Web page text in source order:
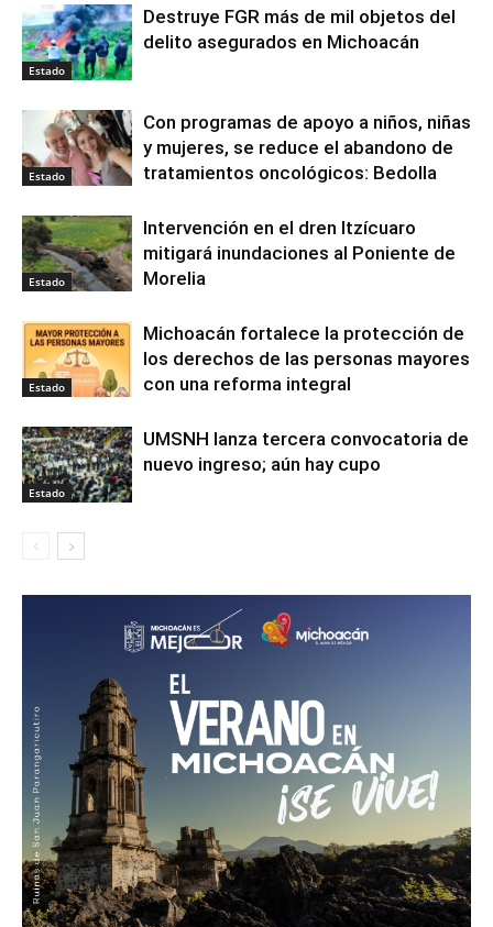
Estado
Destruye FGR más de mil objetos del
delito asegurados en Michoacán
Estado
Con programas de apoyo a niños, niñas
y mujeres, se reduce el abandono de
tratamientos oncológicos: Bedolla
Estado
Intervención en el dren Itzícuaro
mitigará inundaciones al Poniente de
Morelia
Estado
Michoacán fortalece la protección de
los derechos de las personas mayores
con una reforma integral
Estado
UMSNH lanza tercera convocatoria de
nuevo ingreso; aún hay cupo